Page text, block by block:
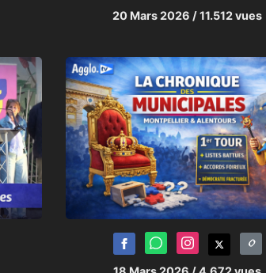
20 Mars 2026 / 11.512 vues